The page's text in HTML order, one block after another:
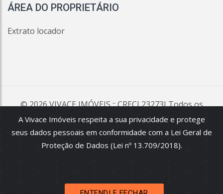
A Vivace Imóveis respeita a sua privacidade e protege
seus dados pessoais em conformidade com a Lei Geral de
Proteção de Dados (Lei nº 13.709/2018).
ÁREA DO PROPRIETÁRIO
Extrato locador
© 2026VIVACE IMÓVEIS:: CRECI 23273J Todos os
direitos reservados.
Todas as informações e valores exibidos neste portal são fornecidos
pelos proprietários dos imóveis, podendo sofrer alterações sem